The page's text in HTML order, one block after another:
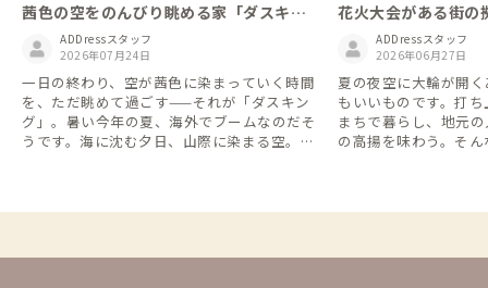
茜色の空をのんびり眺める家「ダスキン
グ」を楽しもう！
ADDressスタッフ
2026年07月24日
一日の終わり、空が茜色に染まっていく時間
を、ただ眺めて過ごす——それが「ダスキン
グ」。暑い今年の夏、海外でブームなのだそ
うです。海に沈む夕日、山際に染まる空。日
しみ、ゆっくり過ごすこと。 例えば、夕焼
花火大会がある街
ADDressスタッフ
2026年06月27日
夏の夜空に大輪が開
もいいものです。打
まちで暮らし、地元
の高揚を味わう。そ
い。